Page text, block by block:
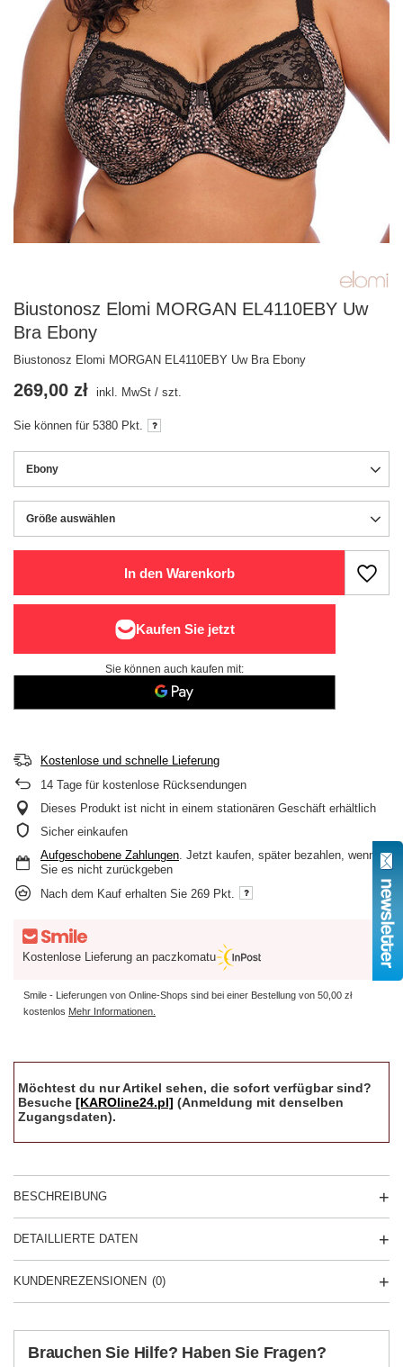
Biustonosz Elomi MORGAN EL4110EBY Uw
Bra Ebony
Biustonosz Elomi MORGAN EL4110EBY Uw Bra Ebony
Ebony
Größe auswählen
Größe auswählen
269,00 zł inkl. MwSt / szt.
Sie können für 5380 Pkt.
In den Warenkorb
Sie können auch kaufen mit:
Kostenlose und schnelle Lieferung
14 Tage für kostenlose Rücksendungen
Dieses Produkt ist nicht in einem stationären Geschäft erhältlich
Sicher einkaufen
Aufgeschobene Zahlungen. Jetzt kaufen, später bezahlen, wenn
Sie es nicht zurückgeben
Nach dem Kauf erhalten Sie 269 Pkt.
Kostenlose Lieferung an paczkomatu
Smile - Lieferungen von Online-Shops sind bei einer Bestellung von 50,00 zł
kostenlos Mehr Informationen.
Möchtest du nur Artikel sehen, die sofort verfügbar sind?
Besuche [KAROline24.pl] (Anmeldung mit denselben
Zugangsdaten).
BESCHREIBUNG
DETAILLIERTE DATEN
KUNDENREZENSIONEN (0)
Brauchen Sie Hilfe? Haben Sie Fragen?